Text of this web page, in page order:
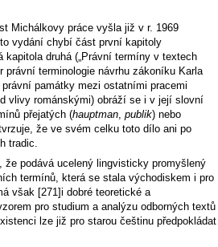
Michálkovy práce vyšla již v r. 1969
vydání chybí část první kapitoly
druhá („Právní termíny v textech
terminologie návrhu zákoníku Karla
památky mezi ostatními pracemi
vlivy románskými) obráží se i v její slovní
přejatých (hauptman, publik) nebo
že ve svém celku toto dílo ani po
tradic.
podává ucelený lingvisticky promyšlený
termínů, která se stala východiskem i pro
však [271]i dobré teoretické a
pro studium a analýzu odborných textů
lze již pro starou češtinu předpokládat